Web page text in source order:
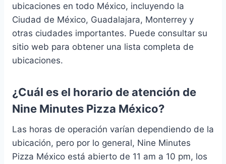
ubicaciones en todo México, incluyendo la
Ciudad de México, Guadalajara, Monterrey y
otras ciudades importantes. Puede consultar su
sitio web para obtener una lista completa de
ubicaciones.
¿Cuál es el horario de atención de
Nine Minutes Pizza México?
Las horas de operación varían dependiendo de la
ubicación, pero por lo general, Nine Minutes
Pizza México está abierto de 11 am a 10 pm, los